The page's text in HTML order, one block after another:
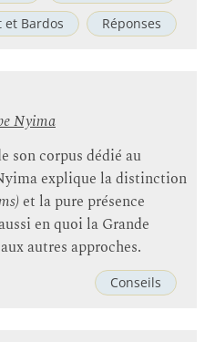
et Bardos
Réponses
Nyima
son corpus dédié au
explique la distinction
et la pure présence
en quoi la Grande
autres approches.
Conseils